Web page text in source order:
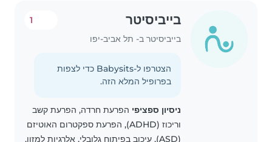
בייביסיטר
בייביסיטר ב- תל אביב-יפו
1
הצטרפו ל-Babysits כדי לצפות
בפרופיל המלא הזה.
ניסיון ספציפי הפרעת חרדה, הפרעת קשב
וריכוז (ADHD), הפרעת ספקטרום האוטיזם
(ASD), עיכוב בפיתוח גלובלי, אלרגיות למזון,